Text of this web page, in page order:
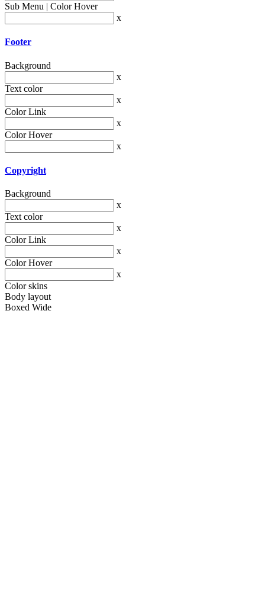
Sub Menu | Color Hover
x
Footer
Background
x
Text color
x
Color Link
x
Color Hover
x
Copyright
Background
x
Text color
x
Color Link
x
Color Hover
x
Color skins
Body layout
Boxed Wide